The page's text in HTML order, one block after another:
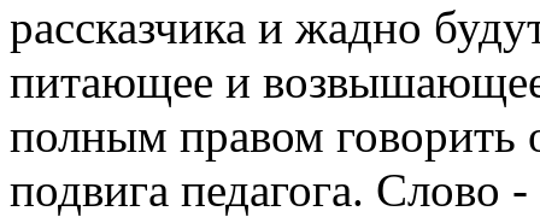
рассказчика и жадно
питающее и
полным правом говорить
подвига педагога. Слово